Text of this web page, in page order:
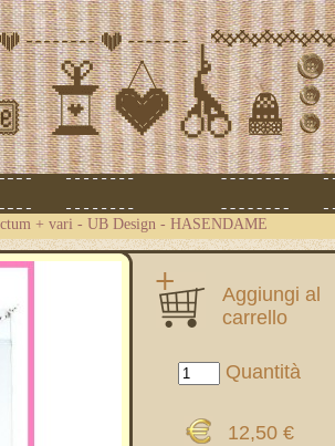
+ vari - UB Design - HASENDAME
Aggiungi al
carrello
Quantità
12,50 €